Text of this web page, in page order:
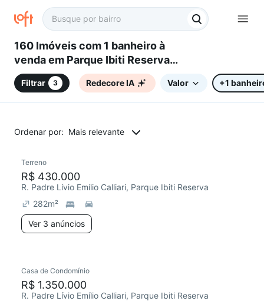
160 Imóveis com 1 banheiro à
venda em Parque Ibiti Reserva,
Sorocaba, SP
Filtrar 3 Redecore IA Valor +1
Ordenar por: Mais relevante
Chegou este mês
Terreno
R$ 430.000
R. Padre Lívio Emílio Calliari, Parque Ibiti Reserva
282m²
Ver 3 anúncios
Casa de Condomínio
R$ 1.350.000
R. Padre Lívio Emílio Calliari, Parque Ibiti Reserva